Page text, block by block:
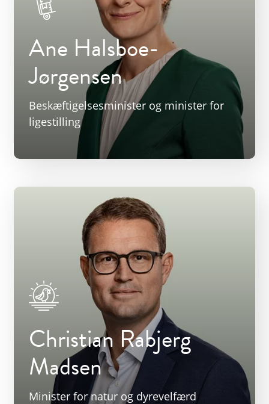
Ane Halsboe-
Jørgensen
Beskæftigelsesminister og minister for
ligestilling
Christian Rabjerg
Madsen
Minister for natur og dyrevelfærd